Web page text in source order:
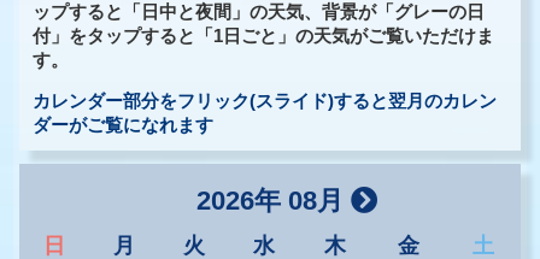
ップすると「日中と夜間」の天気、背景が「グレーの日
付」をタップすると「1日ごと」の天気がご覧いただけま
す。
カレンダー部分をフリック(スライド)すると翌月のカレン
ダーがご覧になれます
2026年 08月
日 月 火 水 木 金
土